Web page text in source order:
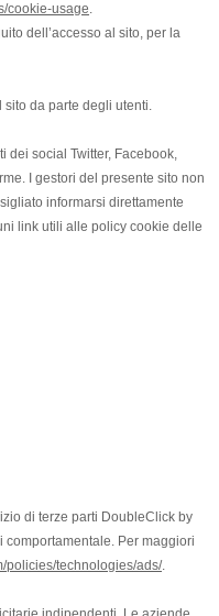
cookie-usage.
dell’accesso al sito, per la
da parte degli utenti.
dei social Twitter, Facebook,
I gestori del presente sito non
informarsi direttamente
link utili alle policy cookie delle
di terze parti DoubleClick by
Per maggiori
policies/technologies/ads/.